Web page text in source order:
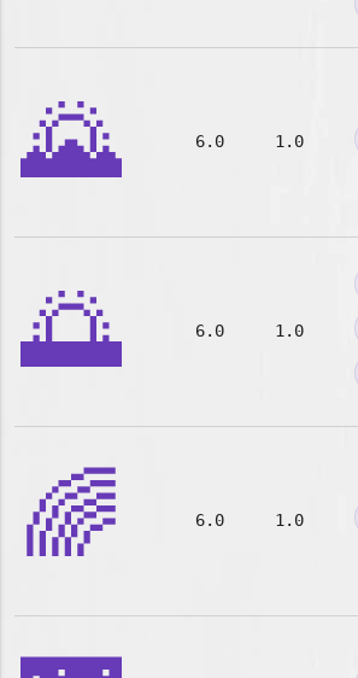
🌄 6.0 1.0
🌅 6.0 1.0
🌈 6.0 1.0